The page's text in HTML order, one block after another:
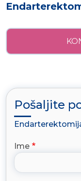
Pošaljite
Ime